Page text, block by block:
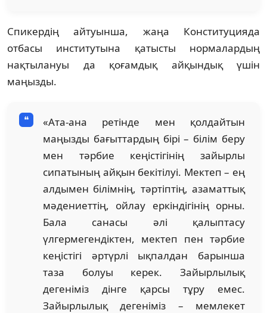
Спикердің айтуынша, жаңа Конституцияда
отбасы институтына қатысты нормалардың
нақтылануы да қоғамдық айқындық үшін
маңызды.
«Ата-ана ретінде мен қолдайтын
маңызды бағыттардың бірі – білім беру
мен тәрбие кеңістігінің зайырлы
сипатының айқын бекітілуі. Мектеп – ең
алдымен білімнің, тәртіптің, азаматтық
мәдениеттің, ойлау еркіндігінің орны.
Бала санасы әлі қалыптасу
үлгермегендіктен, мектеп пен тәрбие
кеңістігі әртүрлі ықпалдан барынша
таза болуы керек. Зайырлылық
дегеніміз дінге қарсы тұру емес.
Зайырлылық дегеніміз – мемлекет